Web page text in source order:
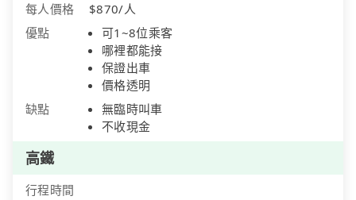
每人價格
$870/人
優點
可1~8位乘客
哪裡都能接
保證出車
價格透明
缺點
無臨時叫車
不收現金
高鐵
行程時間